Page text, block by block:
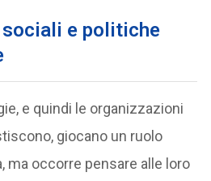
e politiche
e quindi le organizzazioni
giocano un ruolo
ma occorre pensare alle loro